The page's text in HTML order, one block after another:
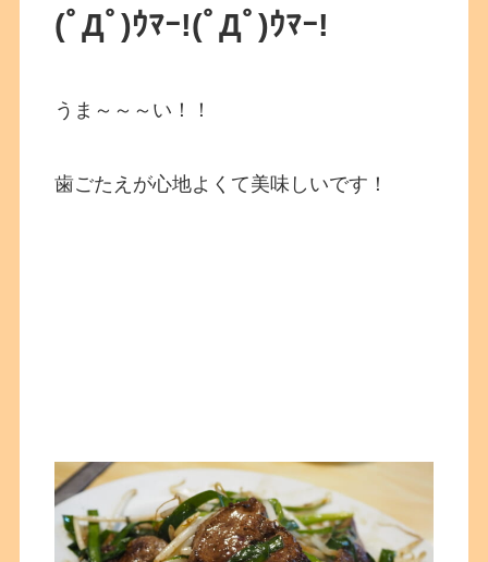
(ﾟДﾟ)ｳﾏｰ!(ﾟДﾟ)ｳﾏｰ!
うま～～～い！！
歯ごたえが心地よくて美味しいです！